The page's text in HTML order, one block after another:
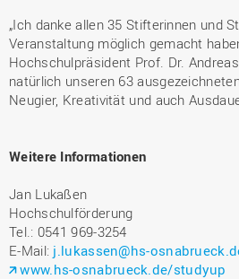
„Ich danke allen 35 Stifterinnen und
Veranstaltung möglich gemacht
Hochschulpräsident Prof. Dr.
natürlich unseren 63
Neugier, Kreativität und auch
Weitere Informationen
Jan Lukaßen
Hochschulförderung
Tel.: 0541 969-3254
E-Mail: j.lukassen@hs-
www.hs-osnabrueck.de/studyup